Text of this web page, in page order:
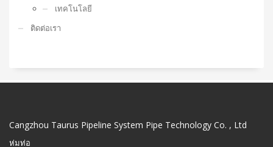
เทคโนโลยี
ติดต่อเรา
Cangzhou Taurus Pipeline System Pipe Technology Co. , Ltd
ห่มท่อ